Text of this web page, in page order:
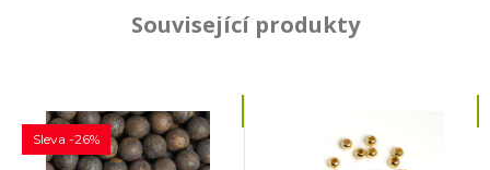
Související produkty
Sleva -26%